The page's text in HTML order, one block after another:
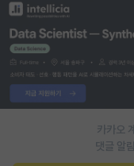
인문사회 계열 게
특수/전문대학원
반도체/AI 게시판
장학금/장학생 게
학술 정보 게시판
카카오
댓글 알